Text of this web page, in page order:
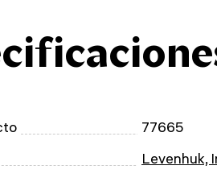
77665
Levenhuk,